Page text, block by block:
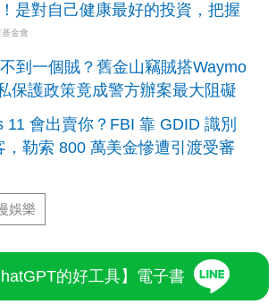
是對自己健康最好的投資，把握
金會
到一個賊？舊金山竊賊搭Waymo
保護政策竟成警方辦案最大阻礙
11 會出賣你？FBI 靠 GDID 識別
，勒索 800 萬美金慘遭引渡受審
娛樂
的好工具】電子書